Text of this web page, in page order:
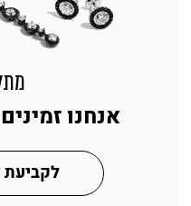
אנחנו
לקביעת